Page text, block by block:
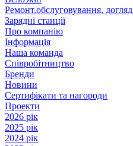
Ремонт.обслуговування, догляд
Зарядні станції
Про компанію
Інформація
Наша команда
Співробітництво
Бренди
Новини
Сертифікати та нагороди
Проекти
2026 рік
2025 рік
2024 рік